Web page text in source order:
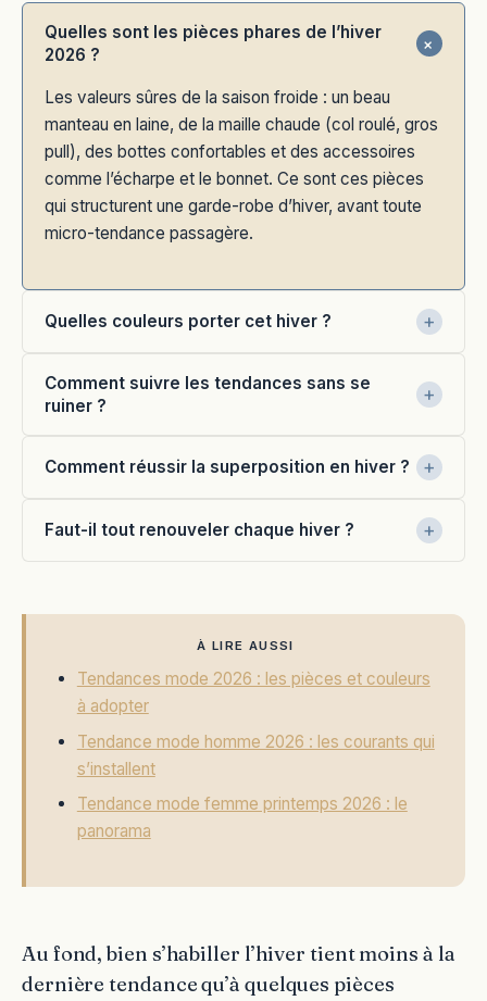
Quelles sont les pièces phares de l’hiver
2026 ?
Les valeurs sûres de la saison froide : un beau
manteau en laine, de la maille chaude (col roulé, gros
pull), des bottes confortables et des accessoires
comme l’écharpe et le bonnet. Ce sont ces pièces
qui structurent une garde-robe d’hiver, avant toute
micro-tendance passagère.
Quelles couleurs porter cet hiver ?
Comment suivre les tendances sans se
ruiner ?
Comment réussir la superposition en hiver ?
Faut-il tout renouveler chaque hiver ?
À LIRE AUSSI
Tendances mode 2026 : les pièces et couleurs
à adopter
Tendance mode homme 2026 : les courants qui
s’installent
Tendance mode femme printemps 2026 : le
panorama
Au fond, bien s’habiller l’hiver tient moins à la
dernière tendance qu’à quelques pièces